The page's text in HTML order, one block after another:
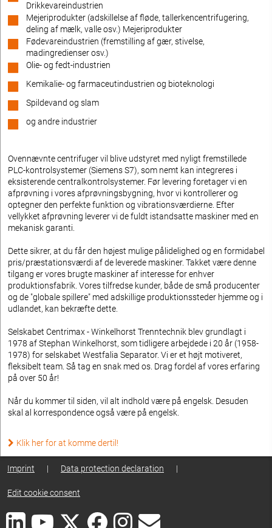
Drikkevareindustrien
Mejeriprodukter (adskillelse af fløde, tallerkencentrifugering,
deling af mælk, valle osv.) Mejeriprodukter
Fødevareindustrien (fremstilling af gær, stivelse,
madingredienser osv.)
Olie- og fedt-industrien
Kemikalie- og farmaceutindustrien og bioteknologi
Spildevand og slam
og andre industrier
Ovennævnte centrifuger vil blive udstyret med nyligt fremstillede
PLC-kontrolsystemer (Siemens S7), som nemt kan integreres i
eksisterende centralkontrolsystemer. Før levering foretager vi en
afprøvning i vores afprøvningsbygning, hvor vi kontrollerer og
optegner den perfekte funktion og vibrationsværdierne. Efter
vellykket afprøvning leverer vi de fuldt istandsatte maskiner med en
mekanisk garanti.
Dette sikrer, at du får den højest mulige pålidelighed og en formidabel
pris/præstationsværdi af de leverede maskiner. Takket være denne
tilgang er vores brugte maskiner af interesse for enhver
produktionsfabrik. Vores tilfredse kunder, både de små producenter
og de "globale spillere" med adskillige produktionssteder hjemme og i
udlandet, kan bekræfte dette.
Selskabet Centrimax - Winkelhorst Trenntechnik blev grundlagt i
1978 af Stephan Winkelhorst, som tidligere arbejdede i 20 år (1958-
1978) for selskabet Westfalia Separator. Vi er et højt motiveret,
fleksibelt team. Så tag en snak med os. Drag fordel af vores erfaring
på over 50 år!
Når du kommer til siden, vil alt indhold være på engelsk. Desuden
skal al korrespondence også være på engelsk.
Klik her for at komme dertil!
Imprint | Data protection declaration |
Edit cookie consent